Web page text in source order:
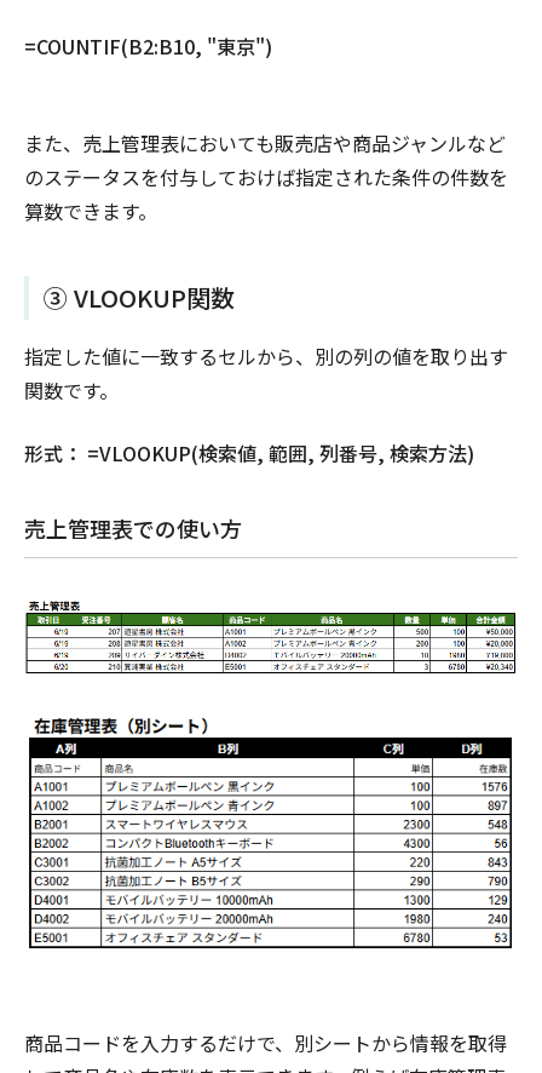
=COUNTIF(B2:B10, "東京")
また、売上管理表においても販売店や商品ジャンルなど
のステータスを付与しておけば指定された条件の件数を
算数できます。
③ VLOOKUP関数
指定した値に一致するセルから、別の列の値を取り出す
関数です。
形式： =VLOOKUP(検索値, 範囲, 列番号, 検索方法)
売上管理表での使い方
商品コードを入力するだけで、別シートから情報を取得